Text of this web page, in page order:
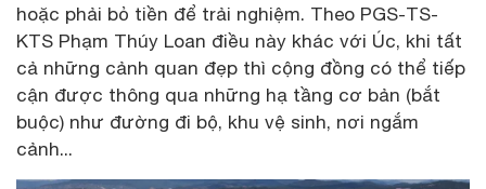
hoặc phải bỏ tiền để trải nghiệm. Theo PGS-TS-
KTS Phạm Thúy Loan điều này khác với Úc, khi tất
cả những cảnh quan đẹp thì cộng đồng có thể tiếp
cận được thông qua những hạ tầng cơ bản (bắt
buộc) như đường đi bộ, khu vệ sinh, nơi ngắm
cảnh...